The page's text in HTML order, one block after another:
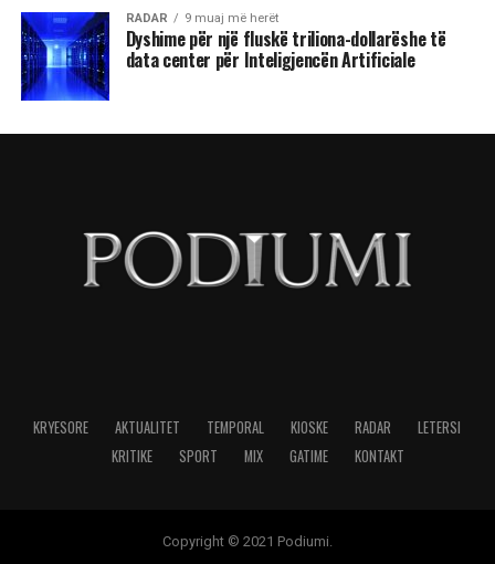
RADAR 9 muaj më herët
Dyshime për një fluskë triliona-dollarëshe të
data center për Inteligjencën Artificiale
KRYESORE AKTUALITET TEMPORAL KIOSKE RADAR
LETERSI
KRITIKE
SPORT MIX GATIME KONTAKT
Copyright © 2021 Podiumi.